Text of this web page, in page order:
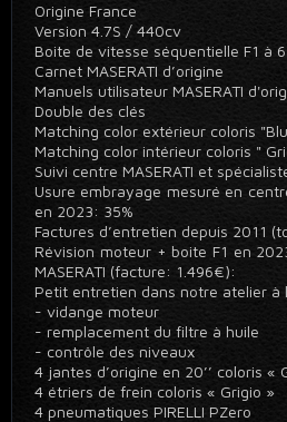
Origine France
Version 4.7S / 440cv
Boite de vitesse séquentielle F1 à
Carnet MASERATI d’origine
Manuels utilisateur MASERATI
Double des clés
Matching color extérieur coloris
Matching color intérieur coloris "
Suivi centre MASERATI et
Usure embrayage mesuré en
en 2023: 35%
Factures d’entretien depuis 2011
Révision moteur + boite F1 en
MASERATI (facture: 1.496€):
Petit entretien dans notre atelier à
- vidange moteur
- remplacement du filtre à huile
- contrôle des niveaux
4 jantes d’origine en 20’’ coloris «
4 étriers de frein coloris « Grigio »
4 pneumatiques PIRELLI PZero